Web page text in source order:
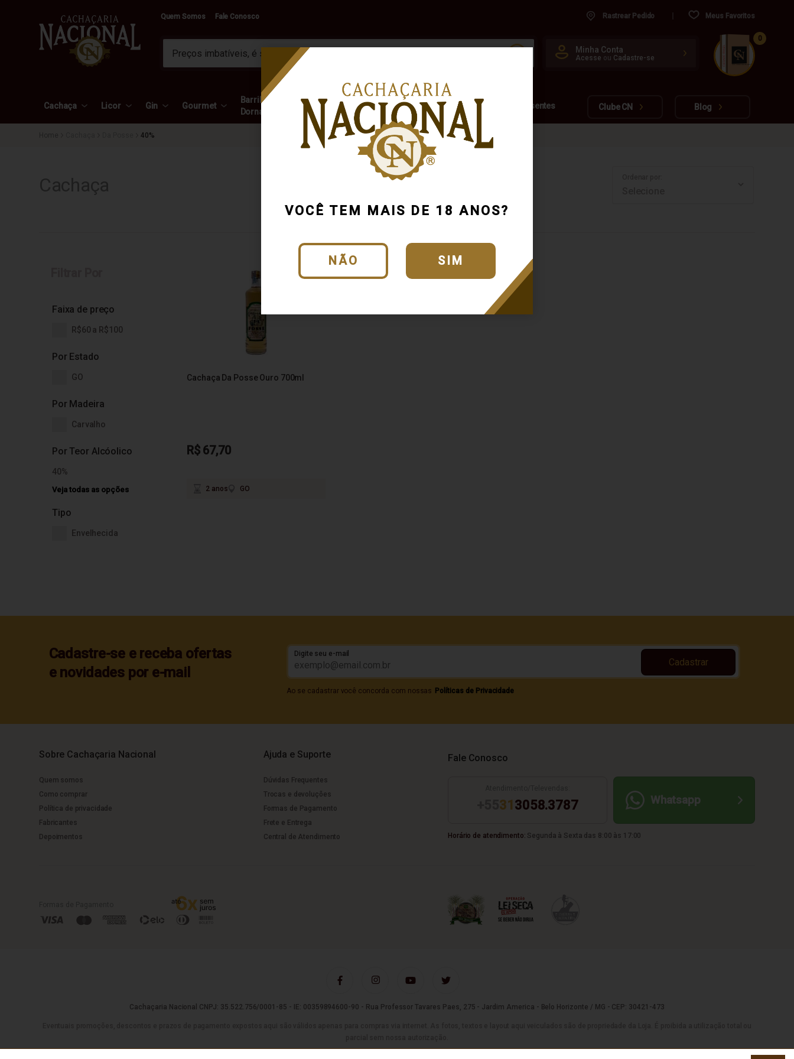
VOCÊ TEM MAIS DE 18 ANOS?
NÃO SIM
Quem Somos Fale Conosco Rastrear Pedido Meus Favoritos
Minha Conta
Acesse ou Cadastre-se
www.cachacarianacional.com.br
CUIDADO FRÁGIL
0
Cachaça Licor Gin Gourmet
Barril e
Dorna
Acessórios
Outras
Bebidas
Marcas Presentes Clube CN Blog
40%
Por Estado
GO
Por Madeira
Carvalho
Por Teor Alcóolico
40%
Veja todas as opções
Tipo
Envelhecida
Faixa de preço
R$60 a R$100
Cachaça Da Posse Ouro 700ml
R$ 67,70
2 anos GO
Cadastre-se e receba ofertas
e novidades por e-mail
Digite seu e-mail
Ao se cadastrar você concorda com nossas Políticas de Privacidade
Cadastrar
Sobre Cachaçaria Nacional
Quem somos
Como comprar
Política de privacidade
Fabricantes
Depoimentos
Ajuda e Suporte
Dúvidas Frequentes
Trocas e devoluções
Formas de Pagamento
Frete e Entrega
Central de Atendimento
Fale Conosco
31 3058.3787 Whatsapp
Horário de atendimento: Segunda à Sexta das 8:00 às 17:00
Cachaçaria Nacional CNPJ: 35.522.756/0001-85 - IE: 00359894600-90 - Rua Professor Tavares Paes, 275 - Jardim America - Belo Horizonte / MG - CEP: 30421-473